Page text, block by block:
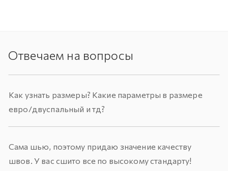
Отвечаем на вопросы
Как узнать размеры? Какие параметры в размере
евро/двуспальный и тд?
Сама шью, поэтому придаю значение качеству
швов. У вас сшито все по высокому стандарту!